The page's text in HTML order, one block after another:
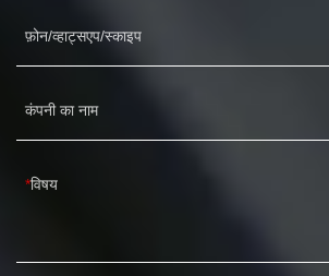
फ़ोन/व्हाट्सएप/स्काइप
कंपनी का नाम
विषय